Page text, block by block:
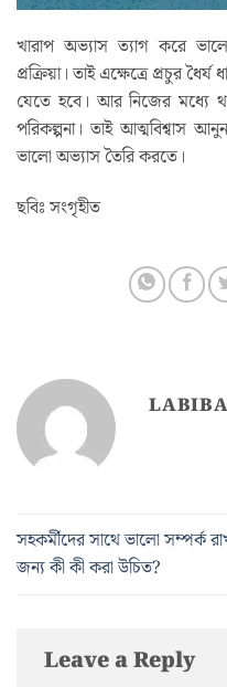
খারাপ অভ্যাস ত্যাগ করে
প্রক্রিয়া। তাই এক্ষেত্রে প্রচুর
যেতে হবে। আর নিজের মধ্যে
পরিকল্পনা। তাই আত্মবিশ্বাস
ভালো অভ্যাস তৈরি করতে।
ছবিঃ সংগৃহীত
সহকর্মীদের সাথে ভালো সম্পর্ক
জন্য কী কী করা উচিত?
Leave a Reply